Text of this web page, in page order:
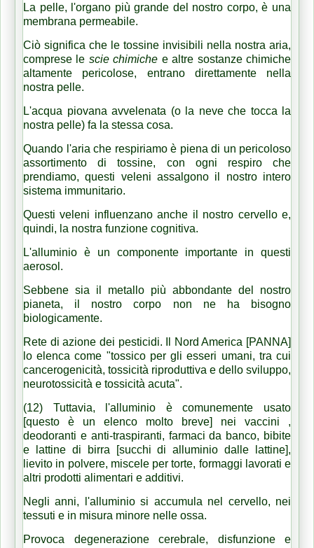
La pelle, l'organo più grande del nostro corpo, è una
membrana permeabile.
Ciò significa che le tossine invisibili nella nostra aria,
comprese le scie chimiche e altre sostanze chimiche
altamente pericolose, entrano direttamente nella
nostra pelle.
L'acqua piovana avvelenata (o la neve che tocca la
nostra pelle) fa la stessa cosa.
Quando l'aria che respiriamo è piena di un pericoloso
assortimento di tossine, con ogni respiro che
prendiamo, questi veleni assalgono il nostro intero
sistema immunitario.
Questi veleni influenzano anche il nostro cervello e,
quindi, la nostra funzione cognitiva.
L'alluminio è un componente importante in questi
aerosol.
Sebbene sia il metallo più abbondante del nostro
pianeta, il nostro corpo non ne ha bisogno
biologicamente.
Rete di azione dei pesticidi. Il Nord America [PANNA]
lo elenca come "tossico per gli esseri umani, tra cui
cancerogenicità, tossicità riproduttiva e dello sviluppo,
neurotossicità e tossicità acuta".
(12) Tuttavia, l'alluminio è comunemente usato
[questo è un elenco molto breve] nei vaccini ,
deodoranti e anti-traspiranti, farmaci da banco, bibite
e lattine di birra [succhi di alluminio dalle lattine],
lievito in polvere, miscele per torte, formaggi lavorati e
altri prodotti alimentari e additivi.
Negli anni, l'alluminio si accumula nel cervello, nei
tessuti e in misura minore nelle ossa.
Provoca degenerazione cerebrale, disfunzione e